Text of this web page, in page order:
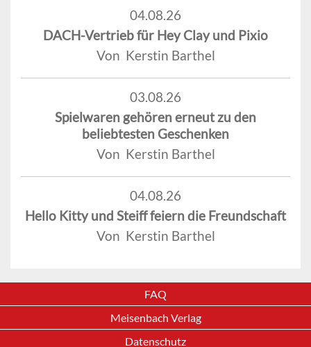
04.08.26
DACH-Vertrieb für Hey Clay und Pixio
Von Kerstin Barthel
03.08.26
Spielwaren gehören erneut zu den
beliebtesten Geschenken
Von Kerstin Barthel
04.08.26
Hello Kitty und Steiff feiern die Freundschaft
Von Kerstin Barthel
FAQ
Meisenbach Verlag
Datenschutz